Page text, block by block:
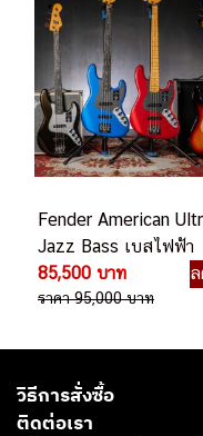
Fender American
Jazz Bass เบสไฟฟ้า
85,500 บาท
ราคา 95,000 บาท
วิธีการสั่งซื้อ
ติดต่อเรา